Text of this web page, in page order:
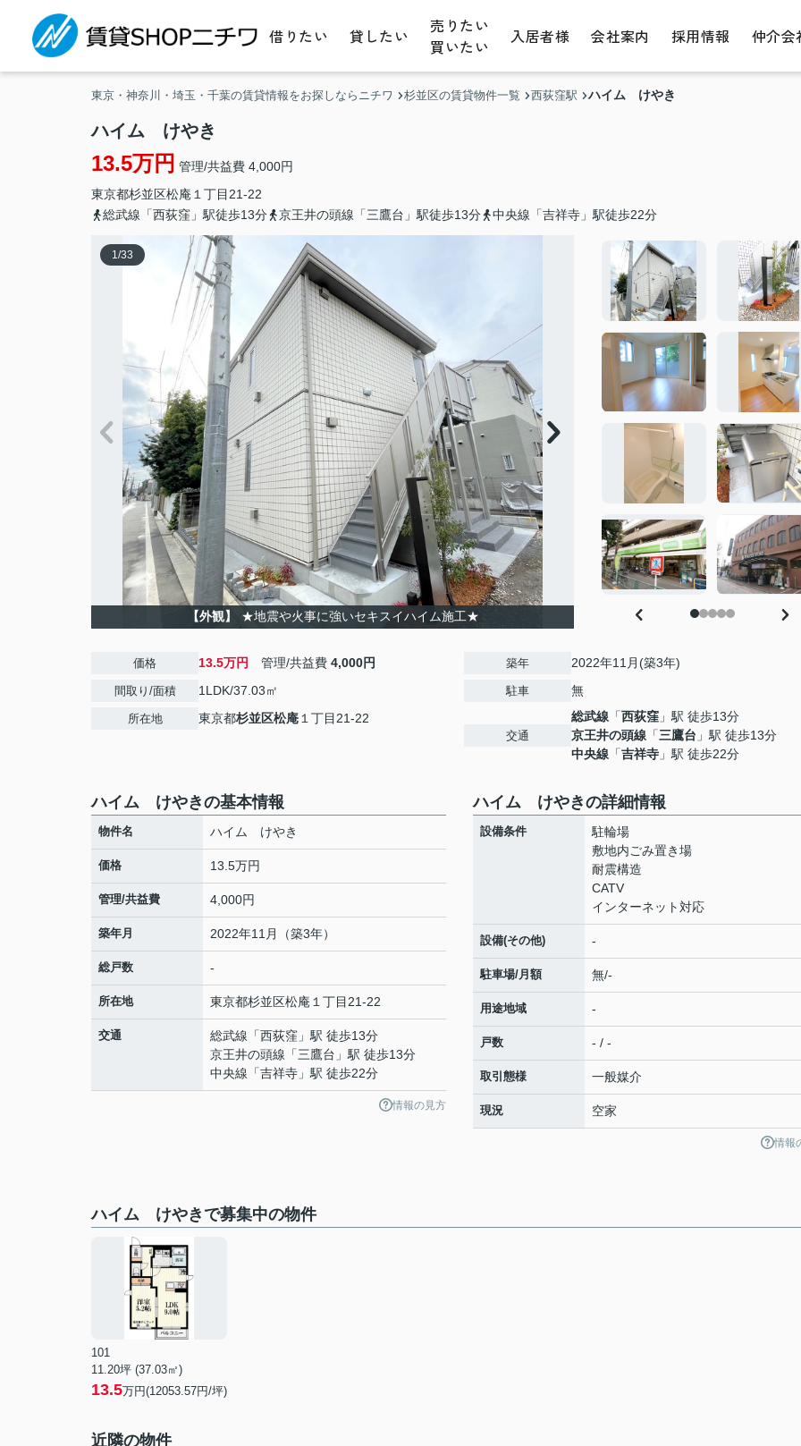
借りたい 貸したい
売りたい
買いたい
入居者様 会社案内 採用情報 仲介会
東京・神奈川・埼玉・千葉の賃貸情報をお探しならニチワ 杉並区の賃貸物件一覧 西荻窪駅 ハイム けやき
ハイム けやき
13.5万円 管理/共益費 4,000円
東京都杉並区松庵 １丁目21-22
総武線「西荻窪」駅徒歩13分
京王井の頭線「三鷹台」駅徒歩13分 中央線「吉祥寺」駅徒歩22分
1/33
【外観】 ★地震や火事に強いセキスイハイム施工★
価格 13.5万円 管理/共益費 4,000円
間取り/面積 1LDK/37.03㎡
所在地 東京都杉並区松庵 １丁目21-22
築年 2022年11月(築3年)
駐車 無
交通
総武線 「西荻窪 」駅 徒歩13分
京王井の頭線 「三鷹台 」駅 徒歩13分
中央線 「吉祥寺 」駅 徒歩22分
ハイム けやきの基本情報
物件名 ハイム けやき
価格 13.5万円
管理/共益費 4,000円
築年月 2022年11月（築3年）
総戸数 -
所在地 東京都杉並区松庵 １丁目21-22
交通 総武線 「西荻窪 」駅 徒歩13分
京王井の頭線 「三鷹台 」駅 徒歩13分
中央線 「吉祥寺 」駅 徒歩22分
情報の見方
ハイム けやきの詳細情報
設備条件
駐輪場
敷地内ごみ置き場
耐震構造
CATV
インターネット対応
設備(その他) -
駐車場/月額 無/-
用途地域 -
戸数 - / -
取引態様 一般媒介
現況 空家
情報
ハイム けやきで募集中の物件
101
11.20坪 (37.03㎡)
13.5万円(12053.57円/坪)
近隣の物件